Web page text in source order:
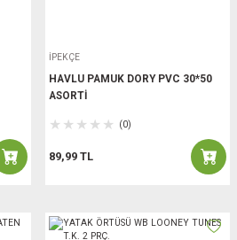
İPEKÇE
HAVLU PAMUK DORY PVC 30*50
ASORTİ
(0)
89,99 TL